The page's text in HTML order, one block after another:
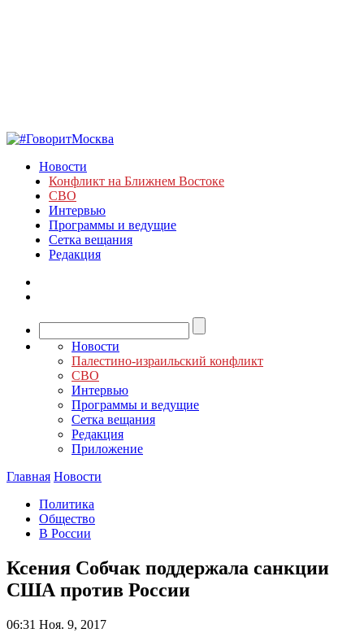
Новости
Конфликт на Ближнем Востоке
СВО
Интервью
Программы и ведущие
Сетка вещания
Редакция
Новости
Палестино-израильский конфликт
СВО
Интервью
Программы и ведущие
Сетка вещания
Редакция
Приложение
Главная Новости
Политика
Общество
В России
Ксения Собчак поддержала санкции
США против России
06:31 Ноя. 9, 2017